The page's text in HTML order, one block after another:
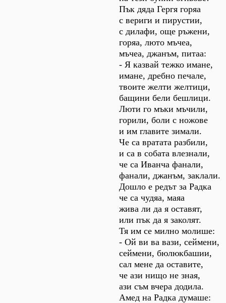
Пък дяда Гергя горяа
с вериги и пирустии,
с дилафи, още ръжени,
горяа, люто мъчеа,
мъчеа, джанъм, питаа:
- Я казвай тежко имане,
имане, дребно печале,
твоите желти желтици,
бащини бели бешлици.
Люти го мъки мъчили,
горили, боли с ножове
и им главите зимали.
Че са вратата разбили,
и са в собата влезнали,
че са Иванча фанали,
фанали, джанъм, заклали.
Дошло е редът за Радка
че са чудяа, маяа
жива ли да я оставят,
или пък да я заколят.
Тя им се милно молише:
- Ой ви ва вази, сеймени,
сеймени, бюлюкбашии,
сал мене да оставите,
че ази нищо не зная,
ази съм вчера додила.
Амед на Радка думаше: